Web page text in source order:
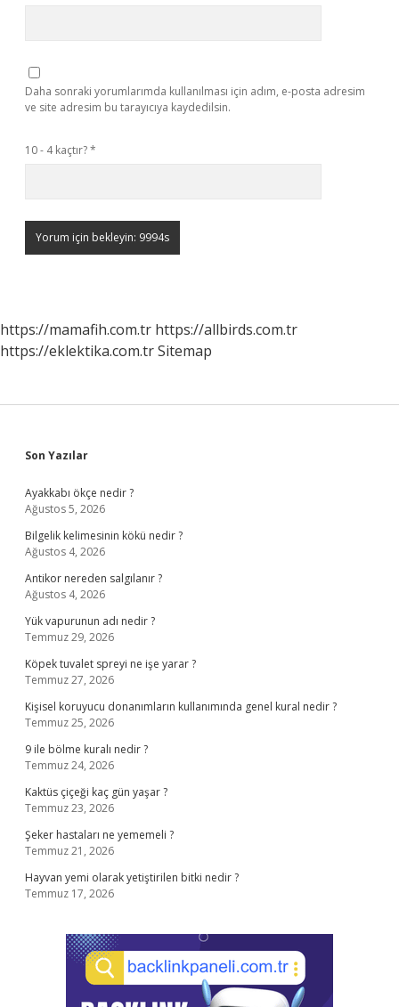
Daha sonraki yorumlarımda kullanılması için adım, e-posta adresim
ve site adresim bu tarayıcıya kaydedilsin.
10 - 4 kaçtır?*
https://mamafih.com.tr https://allbirds.com.tr
https://eklektika.com.trSitemap
Sidebar
Son Yazılar
Ayakkabı ökçe nedir ?
Ağustos 5, 2026
Bilgelik kelimesinin kökü nedir ?
Ağustos 4, 2026
Antikor nereden salgılanır ?
Ağustos 4, 2026
Yük vapurunun adı nedir ?
Temmuz 29, 2026
Köpek tuvalet spreyi ne işe yarar ?
Temmuz 27, 2026
Kişisel koruyucu donanımların kullanımında genel kural nedir ?
Temmuz 25, 2026
9 ile bölme kuralı nedir ?
Temmuz 24, 2026
Kaktüs çiçeği kaç gün yaşar ?
Temmuz 23, 2026
Şeker hastaları ne yememeli ?
Temmuz 21, 2026
Hayvan yemi olarak yetiştirilen bitki nedir ?
Temmuz 17, 2026